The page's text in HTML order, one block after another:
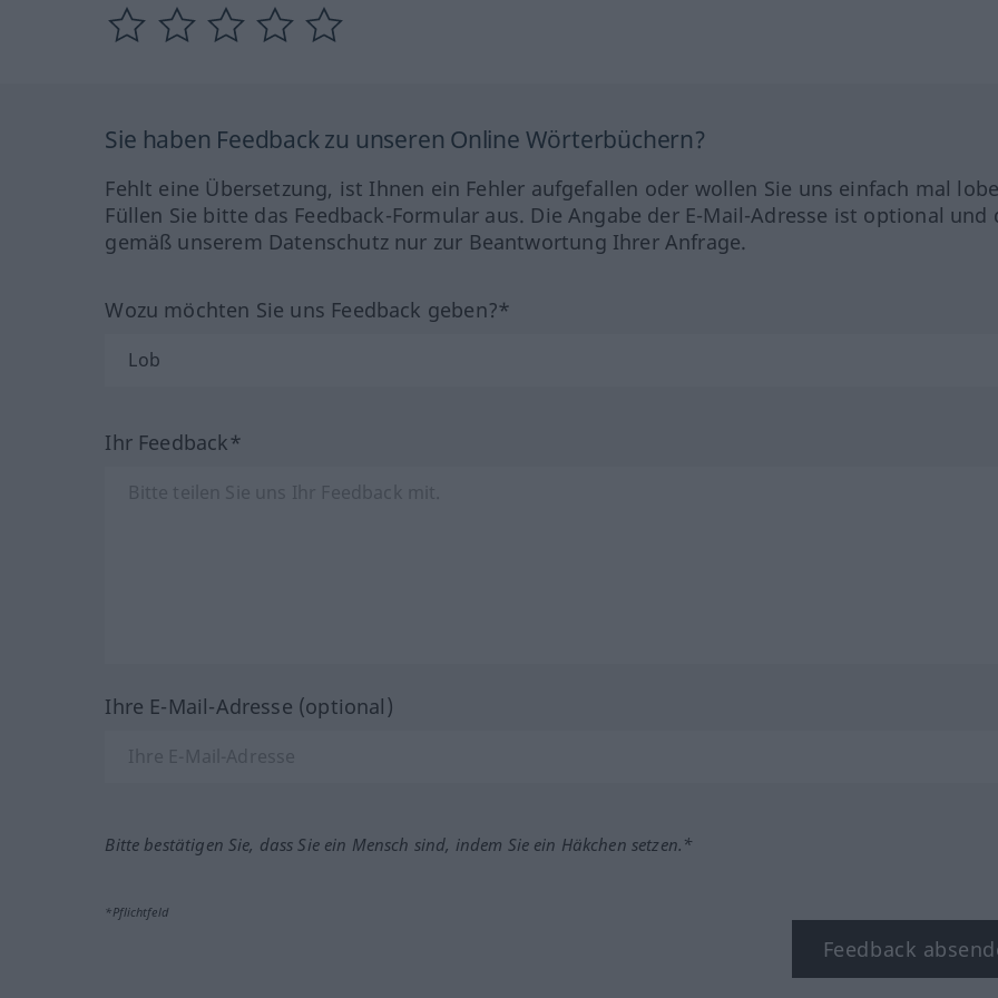
Sie haben Feedback zu unseren Online Wörterbüchern?
Fehlt eine Übersetzung, ist Ihnen ein Fehler aufgefallen oder wollen Sie uns einfach mal
Füllen Sie bitte das Feedback-Formular aus. Die Angabe der E-Mail-Adresse ist optional und
gemäß unserem Datenschutz nur zur Beantwortung Ihrer Anfrage.
Wozu möchten Sie uns Feedback geben?*
Ihr Feedback*
Ihre E-Mail-Adresse (optional)
Bitte bestätigen Sie, dass Sie ein Mensch sind, indem Sie ein Häkchen setzen.*
*Pflichtfeld
Feedback